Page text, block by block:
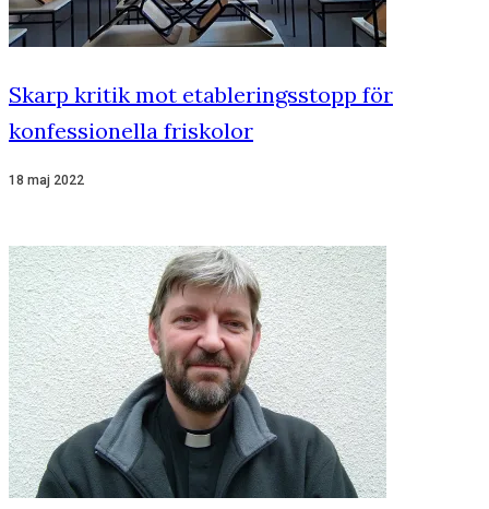
Skarp kritik mot etableringsstopp för
konfessionella friskolor
18 maj 2022